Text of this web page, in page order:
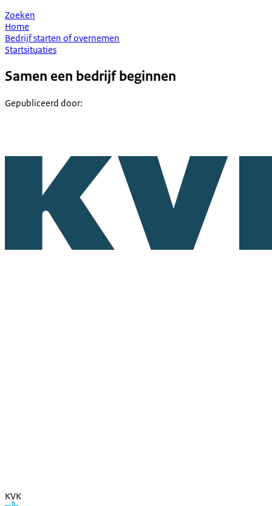
Zoeken
Home
Bedrijf starten of overnemen
Startsituaties
Samen een bedrijf beginnen
Gepubliceerd door:
KVK